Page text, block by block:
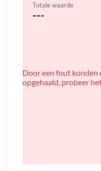
Totale waarde
---
Door een fout konden
opgehaald, probeer